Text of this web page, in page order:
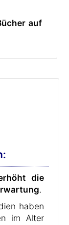
auf
die
.
haben
im Alter